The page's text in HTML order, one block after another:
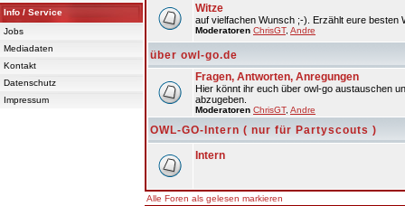
Info / Service
Jobs
Mediadaten
Kontakt
Datenschutz
Impressum
Witze
auf vielfachen Wunsch ;-). Erzählt eure besten
Moderatoren ChrisGT, Andre
über owl-go.de
Fragen, Antworten, Anregungen
Hier könnt ihr euch über owl-go austauschen
abzugeben.
Moderatoren ChrisGT, Andre
OWL-GO-Intern ( nur für Partyscouts )
Intern
Alle Foren als gelesen markieren